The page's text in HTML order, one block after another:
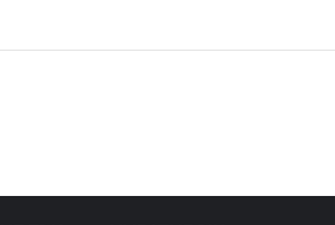
uprave FBiH na području ZDK izvršili